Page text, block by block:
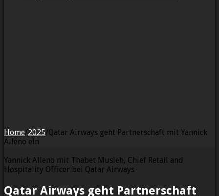
Home/2025/Qatar Airways geht Partnerschaft mit Yannick
Alléno ein
Yannick Alleno mit Thabet Musleh, Chief Retail and
Hospitality Officer bei Qatar Airways
Qatar Airways geht Partnerschaft